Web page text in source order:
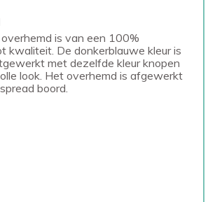
is van een 100%
kwaliteit. De donkerblauwe kleur is
met dezelfde kleur knopen
look. Het overhemd is afgewerkt
boord.